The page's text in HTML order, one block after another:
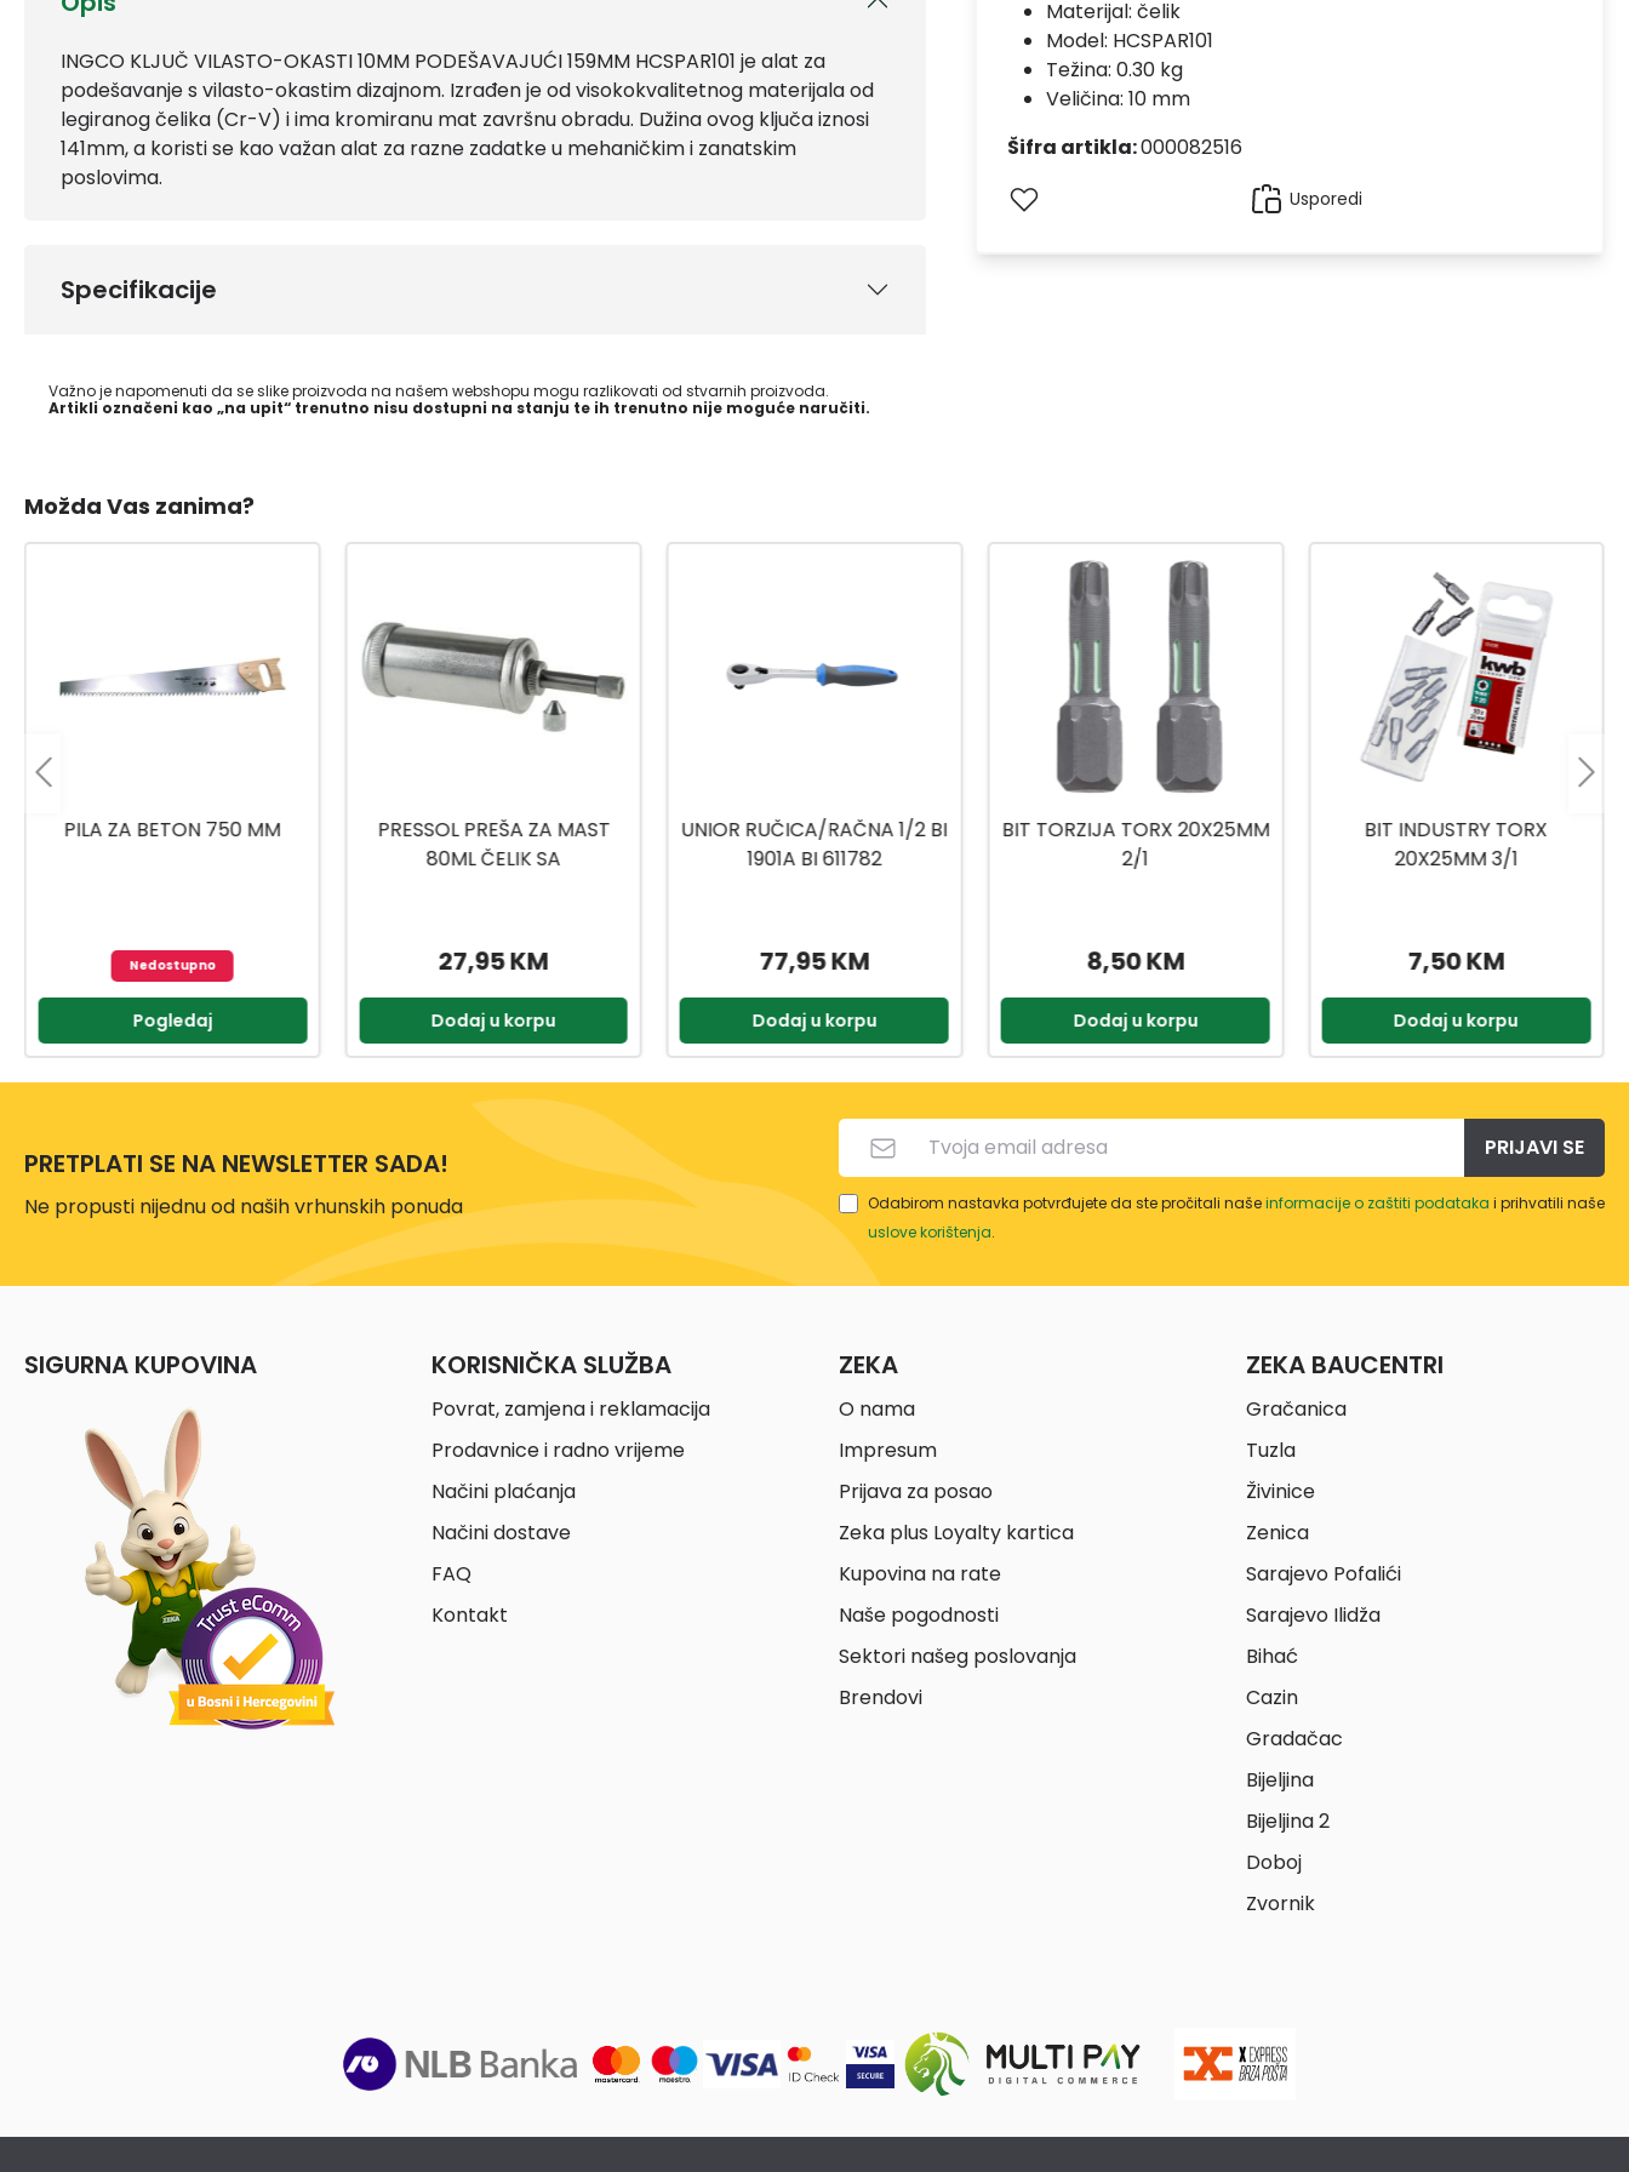
INGCO KLJUČ VILASTO-OKASTI 10MM PODEŠAVAJUĆI 159MM HCSPAR101 je alat za
podešavanje s vilasto-okastim dizajnom. Izrađen je od visokokvalitetnog materijala od
legiranog čelika (Cr-V) i ima kromiranu mat završnu obradu. Dužina ovog ključa iznosi
141mm, a koristi se kao važan alat za razne zadatke u mehaničkim i zanatskim
poslovima.
Specifikacije
Važno je napomenuti da se slike proizvoda na našem webshopu mogu razlikovati od stvarnih proizvoda.
Artikli označeni kao „na upit“ trenutno nisu dostupni na stanju te ih trenutno nije moguće naručiti.
Materijal: čelik
Model: HCSPAR101
Težina: 0.30 kg
Veličina: 10 mm
Šifra artikla:000082516
Usporedi
Možda Vas zanima?
PRESSOL PREŠA ZA MAST
27,95 KM
Dodaj u korpu
UNIOR RUČICA/RAČNA 1/2 BI
1901A BI 611782
77,95 KM
Dodaj u korpu
BIT TORZIJA TORX 20X25MM
2/1
8,50 KM
Dodaj u korpu
BIT INDUSTRY TORX
20X25MM 3/1
7,50 KM
Dodaj u korpu
NASADNI KLJUČEVI
1/4,3/8,1/2 216-DJ.
399,90 KM
Dodaj u korpu
PRETPLATI SE NA NEWSLETTER SADA!
Ne propusti nijednu od naših vrhunskih ponuda
PRIJAVI SE
Odabirom nastavka potvrđujete da ste pročitali našeinformacije o zaštiti podataka i prihvatili naše
uslove korištenja.
SIGURNA KUPOVINA KORISNIČKA SLUŽBA
Povrat, zamjena i reklamacija
Prodavnice i radno vrijeme
Načini plaćanja
Načini dostave
FAQ
Kontakt
ZEKA
O nama
Impresum
Prijava za posao
Zeka plus Loyalty kartica
Kupovina na rate
Naše pogodnosti
Sektori našeg poslovanja
Brendovi
ZEKA BAUCENTRI
Gračanica
Tuzla
Živinice
Zenica
Sarajevo Pofalići
Sarajevo Ilidža
Bihać
Cazin
Gradačac
Bijeljina
Bijeljina 2
Doboj
Zvornik